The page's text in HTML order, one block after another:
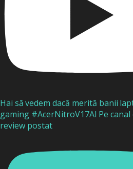
Hai să vedem dacă merită banii
gaming #AcerNitroV17AI Pe
review postat